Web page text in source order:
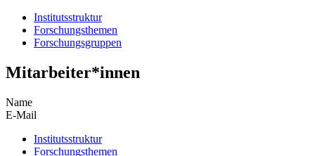
Institutsstruktur
Forschungsthemen
Forschungsgruppen
Mitarbeiter*innen
Name
E-Mail
Institutsstruktur
Forschungsthemen